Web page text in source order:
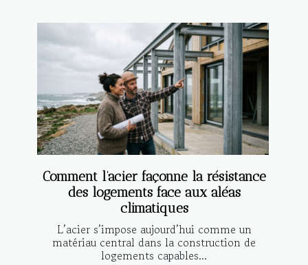
Comment l’acier façonne la résistance
des logements face aux aléas
climatiques
L’acier s’impose aujourd’hui comme un
matériau central dans la construction de
logements capables...